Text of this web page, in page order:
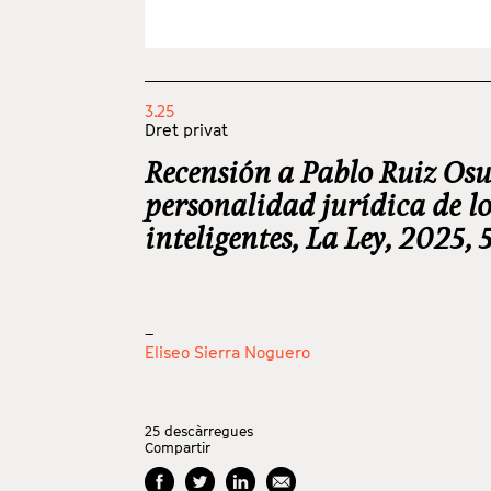
3.25
Dret privat
Recensión a Pablo Ruiz
personalidad jurídica de
inteligentes, La Ley, 2025,
_
Eliseo Sierra Noguero
25 descàrregues
Compartir